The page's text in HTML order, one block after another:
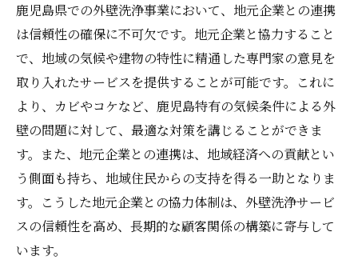
鹿児島県での外壁洗浄事業において、地元企業との連携
は信頼性の確保に不可欠です。地元企業と協力すること
で、地域の気候や建物の特性に精通した専門家の意見を
取り入れたサービスを提供することが可能です。これに
より、カビやコケなど、鹿児島特有の気候条件による外
壁の問題に対して、最適な対策を講じることができま
す。また、地元企業との連携は、地域経済への貢献とい
う側面も持ち、地域住民からの支持を得る一助となりま
す。こうした地元企業との協力体制は、外壁洗浄サービ
スの信頼性を高め、長期的な顧客関係の構築に寄与して
います。